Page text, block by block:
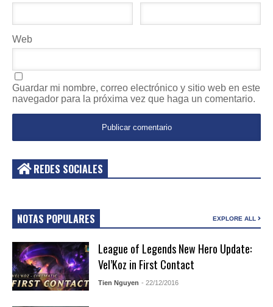
Web
Guardar mi nombre, correo electrónico y sitio web en este
navegador para la próxima vez que haga un comentario.
REDES SOCIALES
NOTAS POPULARES EXPLORE ALL
League of Legends New Hero Update:
Vel’Koz in First Contact
Tien Nguyen - 22/12/2016